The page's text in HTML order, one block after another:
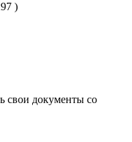
)
свои документы со